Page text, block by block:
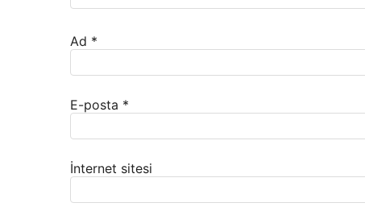
Ad *
E-posta *
İnternet sitesi